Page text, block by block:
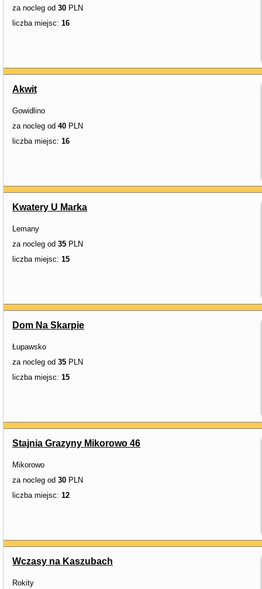
za nocleg od 30 PLN
liczba miejsc: 16
Akwit
Gowidlino
za nocleg od 40 PLN
liczba miejsc: 16
Kwatery U Marka
Lemany
za nocleg od 35 PLN
liczba miejsc: 15
Dom Na Skarpie
Łupawsko
za nocleg od 35 PLN
liczba miejsc: 15
Stajnia Grazyny Mikorowo 46
Mikorowo
za nocleg od 30 PLN
liczba miejsc: 12
Wczasy na Kaszubach
Rokity